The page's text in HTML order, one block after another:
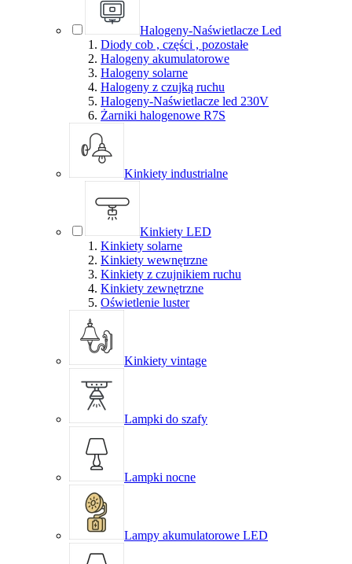
Halogeny-Naświetlacze Led
Diody cob , części , pozostałe
Halogeny akumulatorowe
Halogeny solarne
Halogeny z czujką ruchu
Halogeny-Naświetlacze led 230V
Żarniki halogenowe R7S
Kinkiety industrialne
Kinkiety LED
Kinkiety solarne
Kinkiety wewnętrzne
Kinkiety z czujnikiem ruchu
Kinkiety zewnętrzne
Oświetlenie luster
Kinkiety vintage
Lampki do szafy
Lampki nocne
Lampy akumulatorowe LED